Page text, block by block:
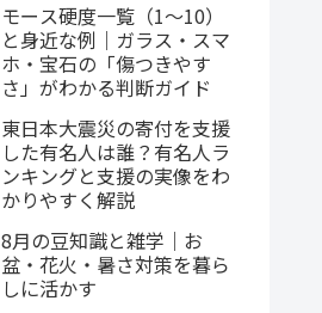
モース硬度一覧（1〜10）
と身近な例｜ガラス・スマ
ホ・宝石の「傷つきやす
さ」がわかる判断ガイド
東日本大震災の寄付を支援
した有名人は誰？有名人ラ
ンキングと支援の実像をわ
かりやすく解説
8月の豆知識と雑学｜お
盆・花火・暑さ対策を暮ら
しに活かす